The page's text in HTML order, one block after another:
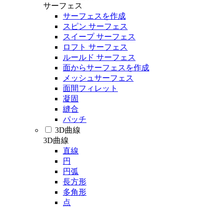
サーフェス
サーフェスを作成
スピン サーフェス
スイープ サーフェス
ロフト サーフェス
ルールド サーフェス
面からサーフェスを作成
メッシュサーフェス
面間フィレット
凝固
縫合
パッチ
3D曲線
3D曲線
直線
円
円弧
長方形
多角形
点